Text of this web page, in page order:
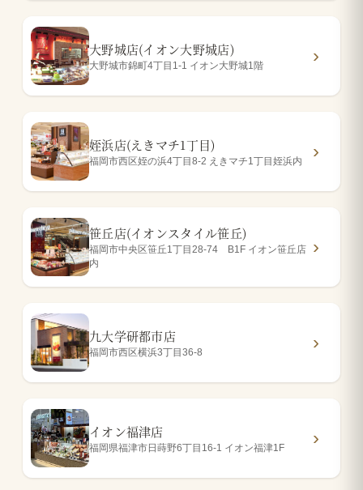
大野城店(イオン大野城店)
大野城市錦町4丁目1-1 イオン大野城1階
姪浜店(えきマチ1丁目)
福岡市西区姪の浜4丁目8-2 えきマチ1丁目姪浜内
笹丘店(イオンスタイル笹丘)
福岡市中央区笹丘1丁目28-74 B1F イオン笹丘店
内
九大学研都市店
福岡市西区横浜3丁目36-8
イオン福津店
福岡県福津市日蒔野6丁目16-1 イオン福津1F